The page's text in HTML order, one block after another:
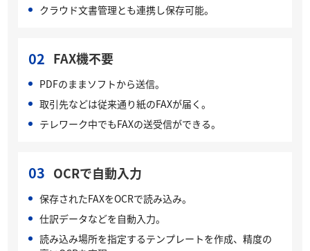
クラウド文書管理とも連携し保存可能。
02 FAX機不要
PDFのままソフトから送信。
取引先などは従来通り紙のFAXが届く。
テレワーク中でもFAXの送受信ができる。
03 OCRで自動入力
保存されたFAXをOCRで読み込み。
仕訳データなどを自動入力。
読み込み場所を指定するテンプレートを作成、精度の